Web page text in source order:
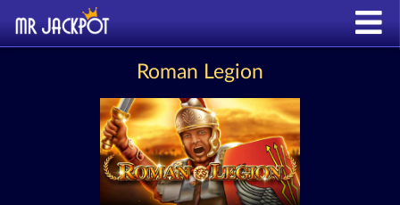
Roman Legion